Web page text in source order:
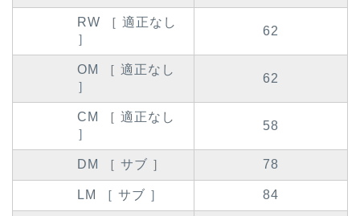
RW ［ 適正なし
］
62
OM ［ 適正なし
］
62
CM ［ 適正なし
］
58
DM ［ サブ ］ 78
LM ［ サブ ］ 84